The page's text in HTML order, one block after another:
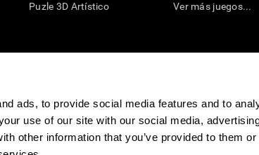
ads, to provide social media features and to
use of our site with our social media,
other information that you’ve provided to them or
Puzle 3D Artístico
Ver más juegos...
cognitivo con el fin de ofrecer a un médico información pertinente para
cualificado), se pueden utilizar como ayuda para determinar si un
directamente un diagnóstico médico de ningún tipo. Un
gama de posibles factores. De acuerdo al uso indicado, CogniFit
de investigación en cualquier campo de investigación relacionado
dictado por el centro de investigación y será una obligación
sujeto de investigación en virtud de lo dispuesto en la Sección